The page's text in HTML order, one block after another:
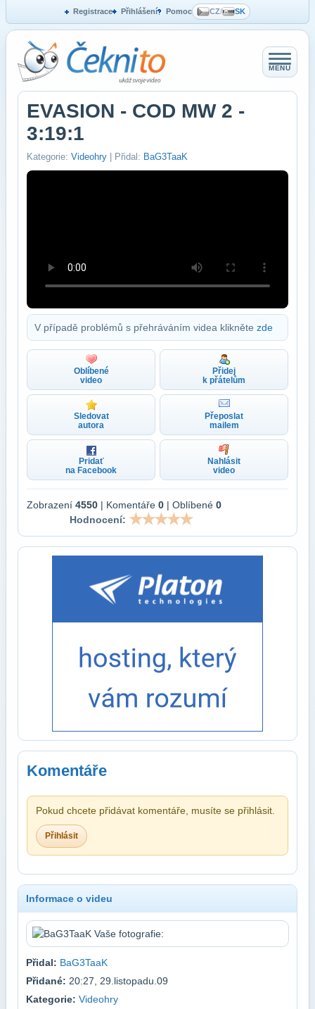
Registrace Přihlášení Pomoc CZ/ SK
MENU
EVASION - COD MW 2 -
3:19:1
Kategorie: Videohry | Přidal: BaG3TaaK
V případě problémů s přehráváním videa klikněte zde
Oblíbené
video
Přidej
k přátelům
Sledovat
autora
Přeposlat
mailem
Pridať
na Facebook
Nahlásit
video
Zobrazení 4550 | Komentáře 0 | Oblíbené 0
Hodnocení:
Komentáře
Pokud chcete přidávat komentáře, musíte se přihlásit.
Přihlásit
Informace o videu
Přidal: BaG3TaaK
Přidané: 20:27, 29.listopadu.09
Kategorie: Videohry